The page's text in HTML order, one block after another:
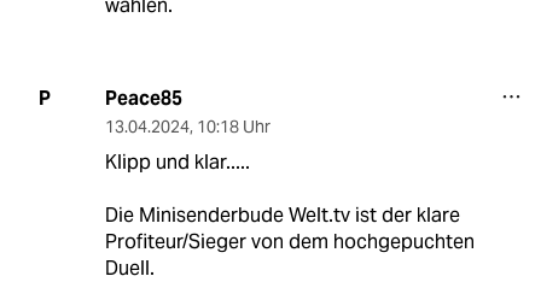
wählen.
P Peace85
13.04.2024, 10:18 Uhr
Klipp und klar.....
Die Minisenderbude Welt.tv ist der klare
Profiteur/Sieger von dem hochgepuchten
Duell.